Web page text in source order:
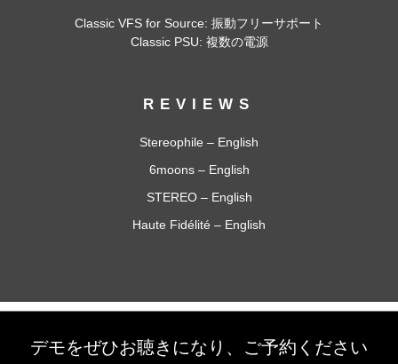
Classic VFS for Source: 振動フリーサポート
Classic PSU: 複数の電源
REVIEWS
Stereophile – English
6moons – English
STEREO – English
Haute Fidélité – English
デモをぜひお聴きになり、ご予約ください